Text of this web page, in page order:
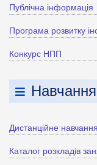
Публічна інформація
Програма розвитку
Конкурс НПП
Навчання
Дистанційне навчання
Каталог розкладів